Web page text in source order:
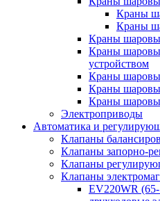
Краны
Краны
Краны
Краны
устройством
Краны
Краны
Краны
Электроприводы
Автоматика и
Клапаны
Клапаны запорно-
Клапаны
Клапаны
EV220WR